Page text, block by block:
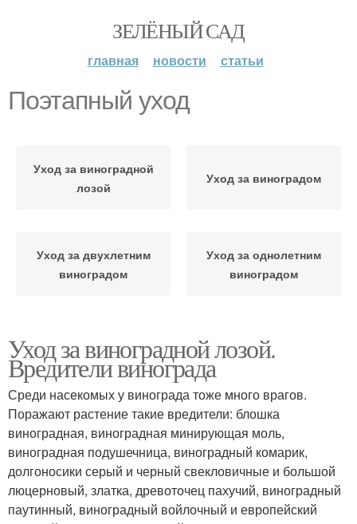
ЗЕЛЁНЫЙ САД
главная новости статьи
Поэтапный уход
Уход за виноградной
лозой
Уход за виноградом
Уход за двухлетним
виноградом
Уход за однолетним
виноградом
Уход за виноградной лозой.
Вредители винограда
Среди насекомых у винограда тоже много врагов.
Поражают растение такие вредители: блошка
виноградная, виноградная минирующая моль,
виноградная подушечница, виноградный комарик,
долгоносики серый и черный свекловичные и большой
люцерновый, златка, древоточец пахучий, виноградный
паутинный, виноградный войлочный и европейский